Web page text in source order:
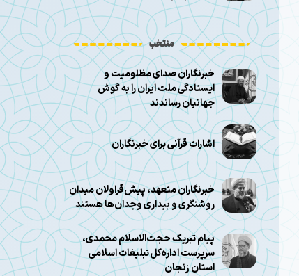
منتخب
خبرنگاران صدای مظلومیت و
ایستادگی ملت ایران را به گوش
جهانیان رساندند
اشارات قرآنی برای خبرنگاران
خبرنگاران متعهد، پیش‌قراولان میدان
روشنگری و بیداری وجدان‌ها هستند
پیام تبریک حجت‌الاسلام محمدی،
سرپرست اداره‌کل تبلیغات اسلامی
استان زنجان